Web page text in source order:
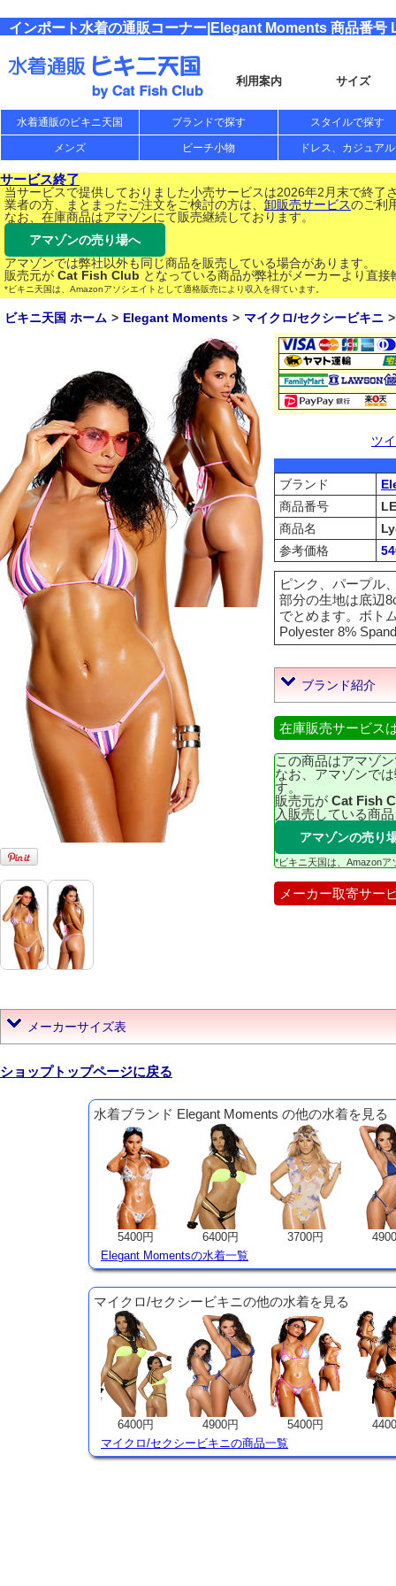
インポート水着の通販コーナー|Elegant Moments 商品番号
利用案内 サイズ
水着通販のビキニ天国 ブランドで探す スタイルで探す
メンズ ビーチ小物 ドレス、カジュアル
サービス終了
当サービスで提供しておりました小売サービスは2026年2月末で終了
業者の方、まとまったご注文をご検討の方は、 卸販売サービスのご利
なお、在庫商品はアマゾンにて販売継続しております。
アマゾンの売り場へ
アマゾンでは弊社以外も同じ商品を販売している場合があります。
販売元が Cat Fish Club となっている商品が弊社がメーカーより直
*ビキニ天国は、Amazonアソシエイトとして適格販売により収入を得ています。
ビキニ天国 ホーム Elegant Moments マイクロ/セクシービキニ
ツ
ブランド
商品番号
商品名
参考価格
ピンク、パープル
部分の生地は底辺
でとめます。ボト
Polyester 8%
ブランド紹介
在庫販売サービス
この商品はアマゾ
なお、アマゾンで
す。
販売元が Cat Fish
入販売している商
アマゾンの売り
*ビキニ天国は、Amazon
メーカー取寄サー
メーカーサイズ表
ショップトップページに戻る
水着ブランド Elegant Moments の他の水着を見る
5400円 6400円 3700円
Elegant Momentsの水着一覧
マイクロ/セクシービキニの他の水着を見る
6400円 4900円 5400円
マイクロ/セクシービキニの商品一覧